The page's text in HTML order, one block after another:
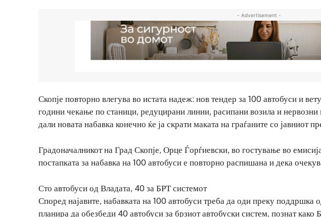
- Advertisement -
Скопје повторно влегува во истата надеж: нов тендер за 100 автобуси и
години чекање по станици, редуцирани линии, расипани возила и
дали новата набавка конечно ќе ја скрати маката на граѓаните со јавниот
Градоначалникот на Град Скопје, Орце Ѓорѓиевски, во гостување во
постапката за набавка на 100 автобуси е повторно распишана и дека
Сто автобуси од Владата, 40 за БРТ системот
Според најавите, набавката на 100 автобуси треба да оди преку поддршка
планира да обезбеди 40 автобуси за брзиот автобуски систем, познат како